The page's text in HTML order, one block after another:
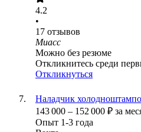
4.2
•
17 отзывов
Миасс
Можно без резюме
Откликнитесь среди
Откликнуться
Наладчик
143 000 – 152 000 ₽ за
Опыт 1-3 года